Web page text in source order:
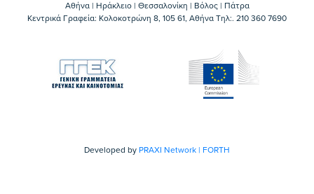
Αθήνα | Ηράκλειο | Θεσσαλονίκη | Βόλος | Πάτρα
Κεντρικά Γραφεία: Kολοκοτρώνη 8, 105 61, Αθήνα Τηλ:. 210 360 7690
Developed by PRAXI Network | FORTH